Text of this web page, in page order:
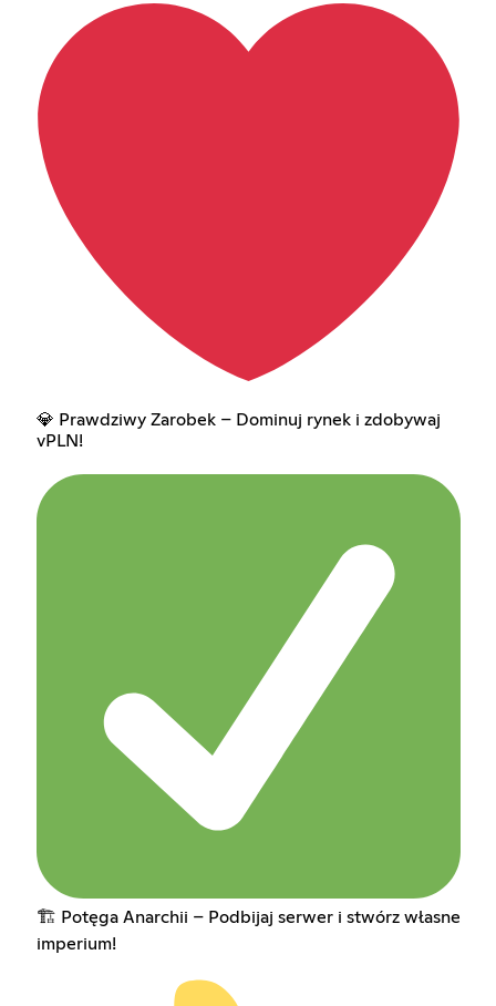
💎 Prawdziwy Zarobek – Dominuj rynek i zdobywaj
vPLN!
🏗️ Potęga Anarchii – Podbijaj serwer i stwórz własne
imperium!